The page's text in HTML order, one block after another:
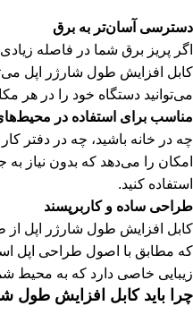
دسترسی آسان‌تر به برق
اگر پریز برق شما در فاصله
کابل افزایش طول شارژر اپل
می‌توانید دستگاه خود را در هر
مناسب برای استفاده در
چه در خانه باشید، چه در دفتر
امکان را می‌دهد که بدون نیاز به
استفاده کنید.
طراحی ساده و کاربرپسند
کابل افزایش طول شارژر اپل از
که مطابق با اصول طراحی اپل
زیبایی خاصی دارد که به
چرا باید کابل افزایش طول